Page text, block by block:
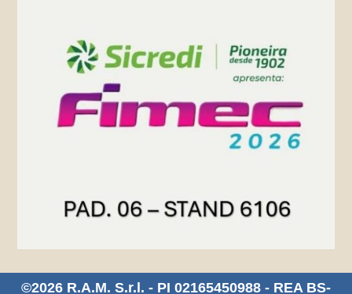
©2026 R.A.M. S.r.l. - PI 02165450988 - REA BS-